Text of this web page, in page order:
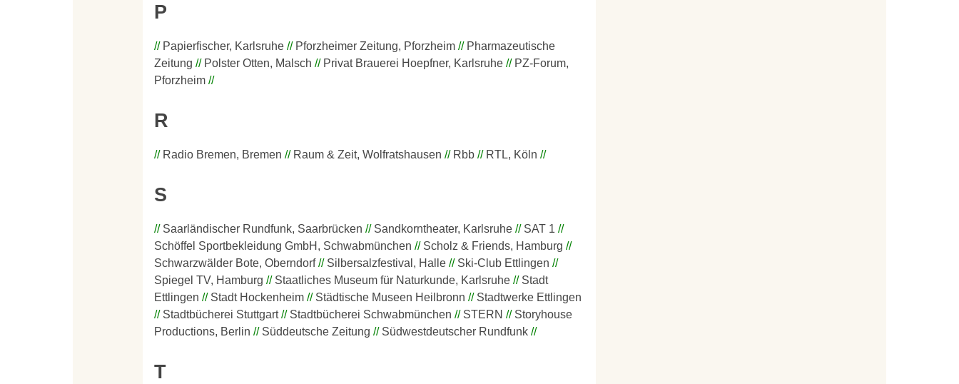
P
Papierfischer, Karlsruhe Pforzheimer Zeitung, Pforzheim
Pharmazeutische
Zeitung
Polster Otten, Malsch Privat Brauerei Hoepfner, Karlsruhe
PZ-Forum,
Pforzheim
R
Radio Bremen, Bremen Raum & Zeit, Wolfratshausen Rbb RTL, Köln
S
Saarländischer Rundfunk, Saarbrücken Sandkorntheater, Karlsruhe
SAT 1
Schöffel Sportbekleidung GmbH, Schwabmünchen
Scholz & Friends, Hamburg
Schwarzwälder Bote, Oberndorf
Silbersalzfestival, Halle
Ski-Club Ettlingen
Spiegel TV, Hamburg
Staatliches Museum für Naturkunde, Karlsruhe
Stadt
Ettlingen
Stadt Hockenheim Städtische Museen Heilbronn
Stadtwerke Ettlingen
Stadtbücherei Stuttgart
Stadtbücherei Schwabmünchen STERN
Storyhouse
Productions, Berlin
Süddeutsche Zeitung Südwestdeutscher Rundfunk
T